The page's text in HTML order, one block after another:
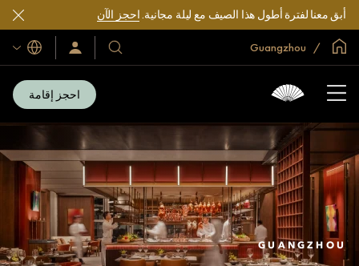
أبق معنا لفترة أطول هذا الصيف مع ليلة مجانية.احجز الآن
الصفحة الرئيسية العالمية
فنادقنا
ومنتجعاتنا
سجّل
الدخول/
اللغات
احجز إقامة
GUANGZHOU